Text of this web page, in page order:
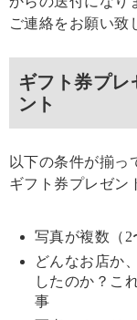
ご連絡をお願い致
ギフト券プレ
ント
以下の条件が揃っ
ギフト券プレゼン
写真が複数（2
どんなお店か
したのか？こ
事